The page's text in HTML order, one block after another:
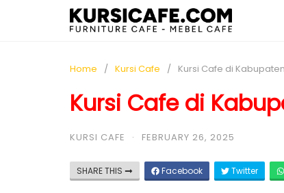
Home Kursi Cafe Kursi Cafe di
Kursi Cafe di
KURSI CAFE · FEBRUARY 26, 2025
SHARE THIS Facebook Twitter